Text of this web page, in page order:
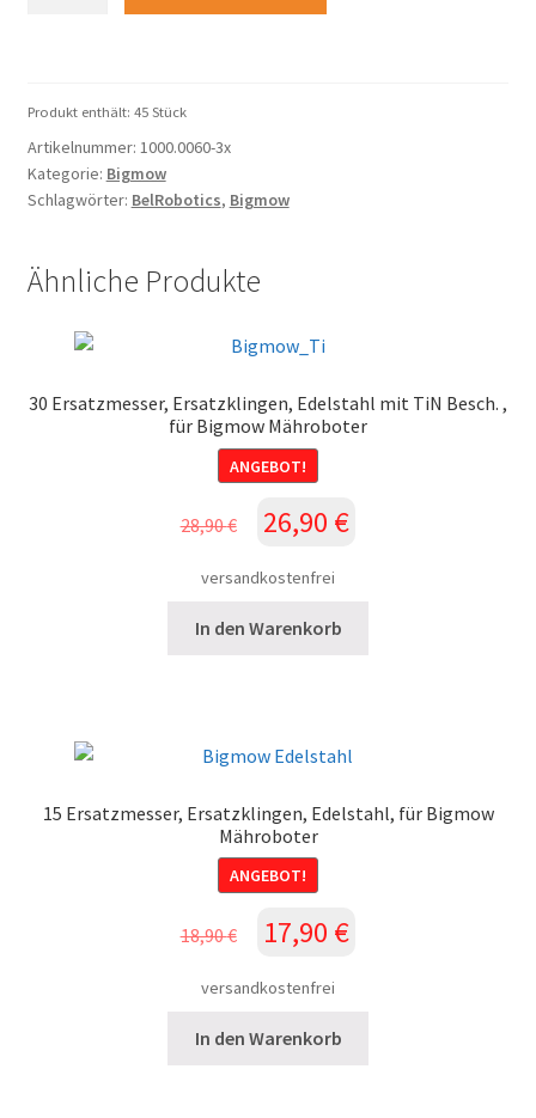
TiN
Besch.
,
für
Mähroboter
Produkt enthält: 45 Stück
Artikelnummer: 1000.0060-3x
Kategorie: Bigmow
Schlagwörter: BelRobotics, Bigmow
Ähnliche Produkte
30 Ersatzmesser, Ersatzklingen, Edelstahl mit TiN Besch. ,
für Bigmow Mähroboter
ANGEBOT!
28,90€ Ursprünglicher
war:
26,90 €
versandkostenfrei
In den Warenkorb
15 Ersatzmesser, Ersatzklingen, Edelstahl, für Bigmow
Mähroboter
ANGEBOT!
18,90€ Ursprünglicher
war:
17,90 €
versandkostenfrei
In den Warenkorb